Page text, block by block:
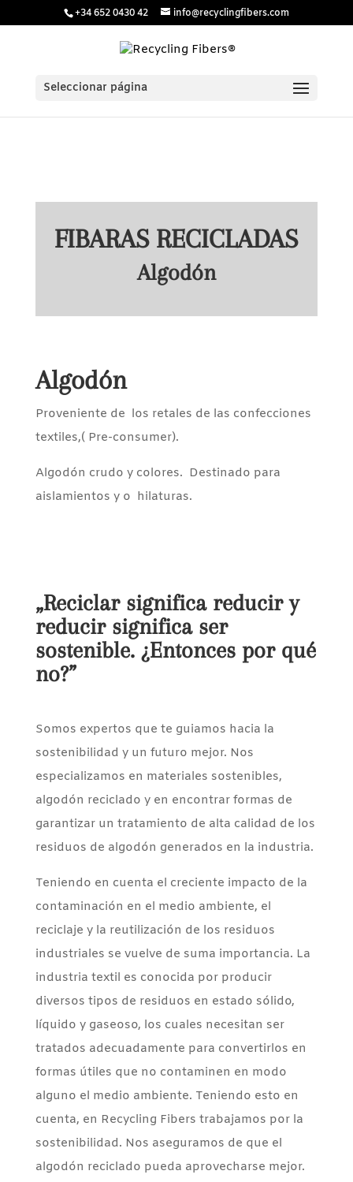
/* Estilos para menú plegable móvil Divi *//* JS para menú
+34 652 0430 42 info@recyclingfibers.com
Seleccionar página
FIBARAS RECICLADAS
Algodón
Algodón
Proveniente de los retales de las confecciones
textiles,( Pre-consumer).
Algodón crudo y colores. Destinado para
aislamientos y o hilaturas.
„Reciclar significa reducir y
reducir significa ser
sostenible. ¿Entonces por qué
no?”
Somos expertos que te guiamos hacia la
sostenibilidad y un futuro mejor. Nos
especializamos en materiales sostenibles,
algodón reciclado y en encontrar formas de
garantizar un tratamiento de alta calidad de los
residuos de algodón generados en la industria.
Teniendo en cuenta el creciente impacto de la
contaminación en el medio ambiente, el
reciclaje y la reutilización de los residuos
industriales se vuelve de suma importancia. La
industria textil es conocida por producir
diversos tipos de residuos en estado sólido,
líquido y gaseoso, los cuales necesitan ser
tratados adecuadamente para convertirlos en
formas útiles que no contaminen en modo
alguno el medio ambiente. Teniendo esto en
cuenta, en Recycling Fibers trabajamos por la
sostenibilidad. Nos aseguramos de que el
algodón reciclado pueda aprovecharse mejor.